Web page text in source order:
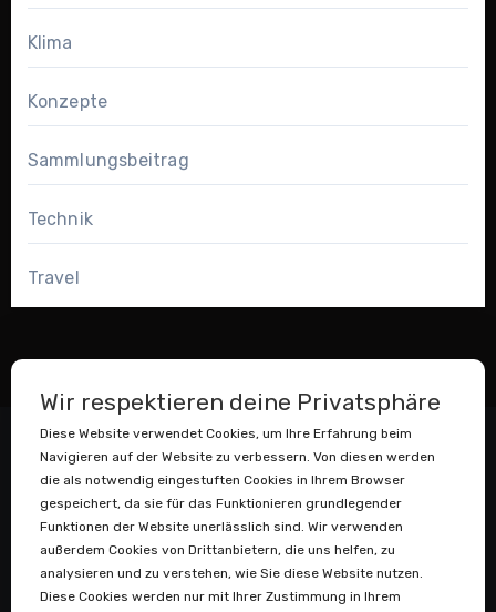
Klima
Konzepte
Sammlungsbeitrag
Technik
Travel
Datenstaubsauger
Wir respektieren deine Privatsphäre
Diese Website verwendet Cookies, um Ihre Erfahrung beim
Navigieren auf der Website zu verbessern. Von diesen werden
die als notwendig eingestuften Cookies in Ihrem Browser
gespeichert, da sie für das Funktionieren grundlegender
Funktionen der Website unerlässlich sind. Wir verwenden
außerdem Cookies von Drittanbietern, die uns helfen, zu
analysieren und zu verstehen, wie Sie diese Website nutzen.
Diese Cookies werden nur mit Ihrer Zustimmung in Ihrem